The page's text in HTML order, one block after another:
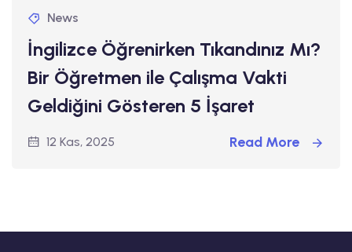
News
İngilizce Öğrenirken Tıkandınız Mı?
Bir Öğretmen ile Çalışma Vakti
Geldiğini Gösteren 5 İşaret
12 Kas, 2025 Read More